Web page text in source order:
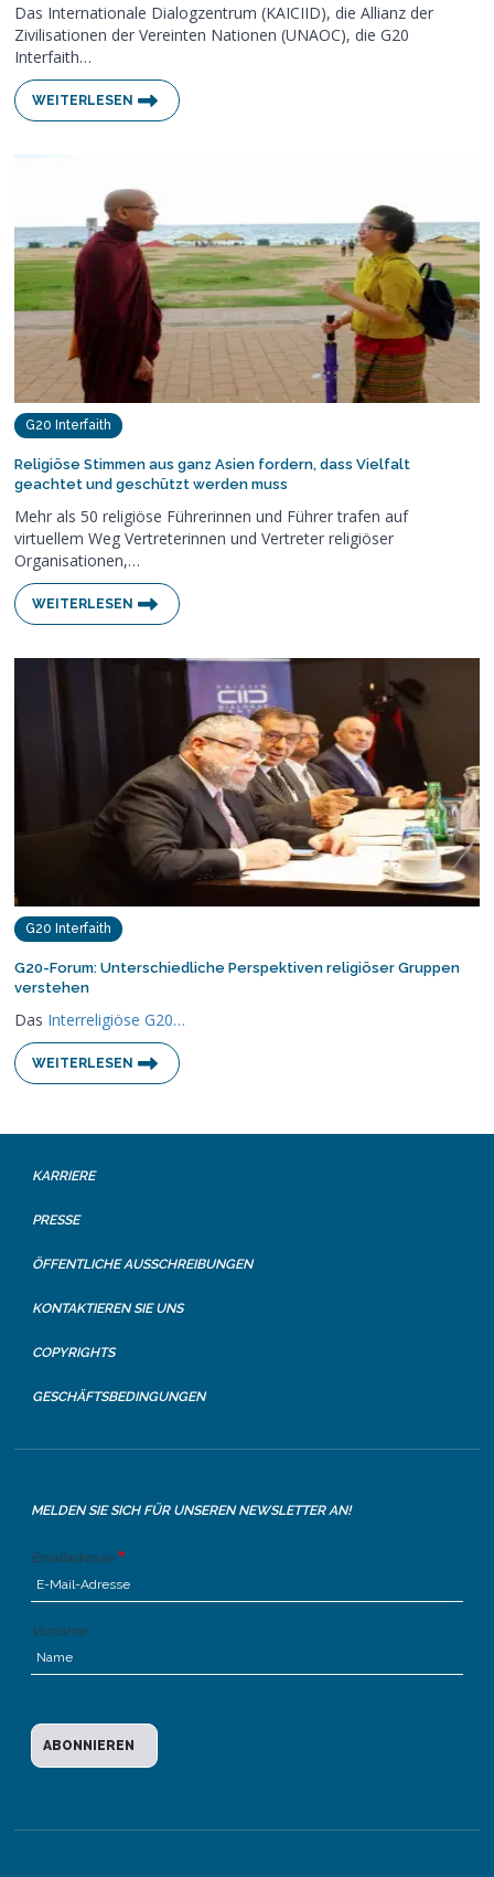
Das Internationale Dialogzentrum (KAICIID), die Allianz der
Zivilisationen der Vereinten Nationen (UNAOC), die G20
Interfaith…
WEITERLESEN
G20 Interfaith
Religiöse Stimmen aus ganz Asien fordern, dass Vielfalt
geachtet und geschützt werden muss
Mehr als 50 religiöse Führerinnen und Führer trafen auf
virtuellem Weg Vertreterinnen und Vertreter religiöser
Organisationen,…
WEITERLESEN
G20 Interfaith
G20-Forum: Unterschiedliche Perspektiven religiöser Gruppen
verstehen
Das Interreligiöse G20…
WEITERLESEN
KARRIERE
PRESSE
ÖFFENTLICHE AUSSCHREIBUNGEN
KONTAKTIEREN SIE UNS
COPYRIGHTS
GESCHÄFTSBEDINGUNGEN
MELDEN SIE SICH FÜR UNSEREN NEWSLETTER AN!
Emailadresse
Vorname